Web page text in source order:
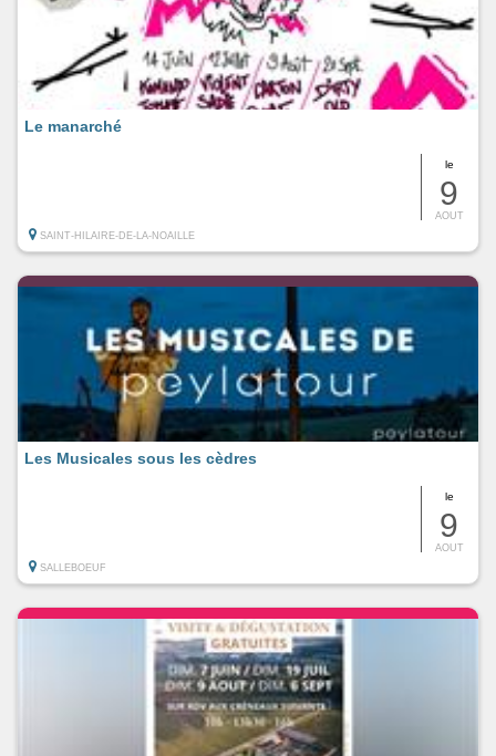
le
9
AOUT
Le manarché
SAINT-HILAIRE-DE-LA-NOAILLE
le
9
AOUT
Les Musicales sous les cèdres
SALLEBOEUF